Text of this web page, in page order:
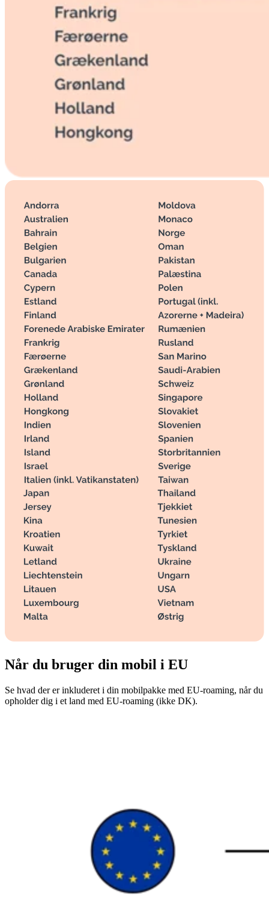
Når du bruger din mobil i EU
Se hvad der er inkluderet i din mobilpakke med EU-roaming, når du
opholder dig i et land med EU-roaming (ikke DK).